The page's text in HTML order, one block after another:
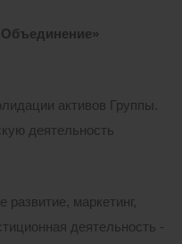
активов Группы.
деятельность
маркетинг,
деятельность -